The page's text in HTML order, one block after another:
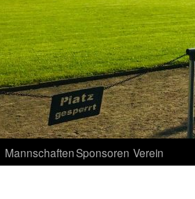
MannschaftenSponsoren Verein